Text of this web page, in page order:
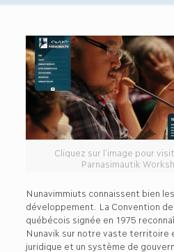
Cliquez sur l’image pour
Parnasimautik
Nunavimmiuts connaissent bien
développement. La Convention
québécois signée en 1975
Nunavik sur notre vaste territoire
juridique et un système de